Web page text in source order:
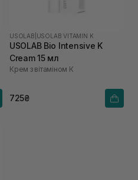
USOLAB USOLAB VITAMIN K
USOLAB Bio Intensive K
Cream 15 мл
Крем з вітаміном К
725₴